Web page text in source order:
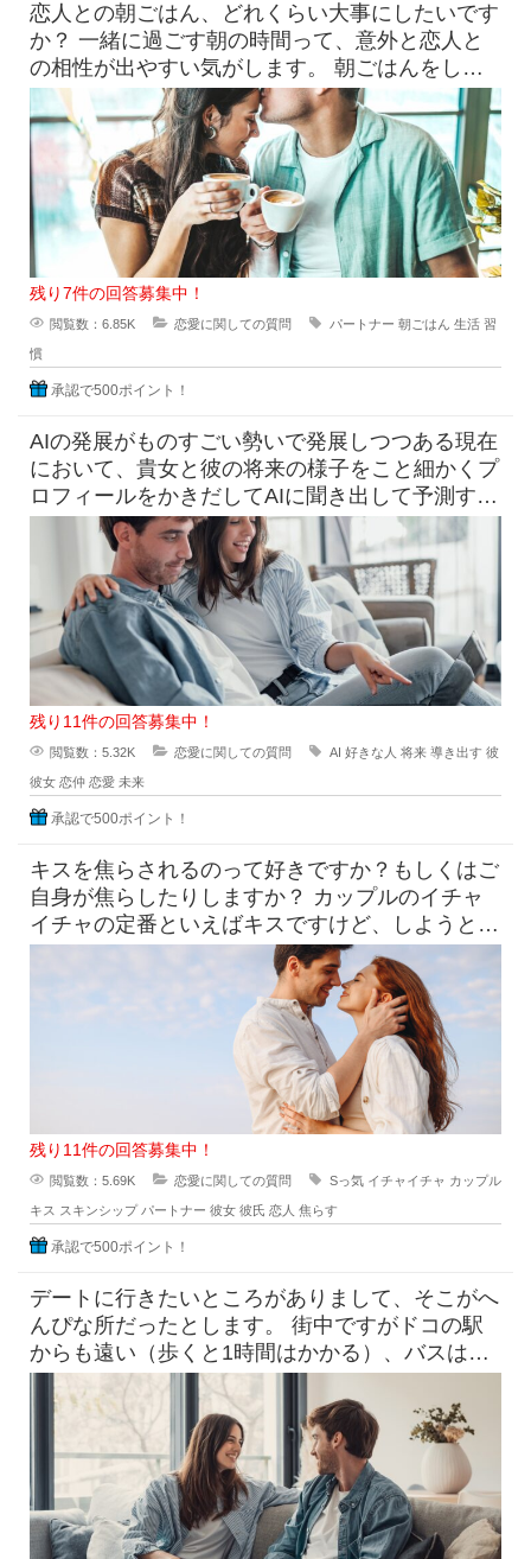
恋人との朝ごはん、どれくらい大事にしたいです
か？ 一緒に過ごす朝の時間って、意外と恋人と
の相性が出やすい気がします。 朝ごはんをしっ
かり食べたい派と、ギリギ
残り7件の回答募集中！
閲覧数：6.85K 恋愛に関しての質問 パートナー 朝ごはん 生活 習
慣
承認で500ポイント！
AIの発展がものすごい勢いで発展しつつある現在
において、貴女と彼の将来の様子をこと細かくプ
ロフィールをかきだしてAIに聞き出して予測すら
できる時代になっています
残り11件の回答募集中！
閲覧数：5.32K 恋愛に関しての質問 AI 好きな人 将来 導き出す 彼
彼女 恋仲 恋愛 未来
承認で500ポイント！
キスを焦らされるのって好きですか？もしくはご
自身が焦らしたりしますか？ カップルのイチャ
イチャの定番といえばキスですけど、しようとし
てるのにだめって言われ
残り11件の回答募集中！
閲覧数：5.69K 恋愛に関しての質問 Sっ気 イチャイチャ カップル
キス スキンシップ パートナー 彼女 彼氏 恋人 焦らす
承認で500ポイント！
デートに行きたいところがありまして、そこがへ
んぴな所だったとします。 街中ですがドコの駅
からも遠い（歩くと1時間はかかる）、バスは出
てるけど本数少なめ。 目